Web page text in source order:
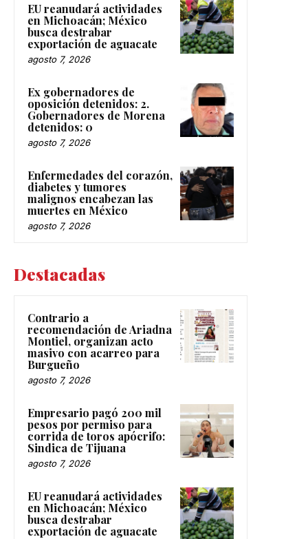
EU reanudará actividades
en Michoacán; México
busca destrabar
exportación de aguacate
agosto 7, 2026
Ex gobernadores de
oposición detenidos: 2.
Gobernadores de Morena
detenidos: 0
agosto 7, 2026
Enfermedades del corazón,
diabetes y tumores
malignos encabezan las
muertes en México
agosto 7, 2026
Destacadas
Contrario a
recomendación de Ariadna
Montiel, organizan acto
masivo con acarreo para
Burgueño
agosto 7, 2026
Empresario pagó 200 mil
pesos por permiso para
corrida de toros apócrifo:
Sindica de Tijuana
agosto 7, 2026
EU reanudará actividades
en Michoacán; México
busca destrabar
exportación de aguacate